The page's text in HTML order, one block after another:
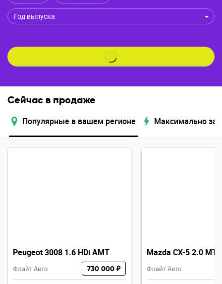
Год выпуска
Сейчас в продаже
Популярные в вашем регионе Максимально
Peugeot 3008 1.6 HDi AMT
Флайт Авто 730 000 ₽
Mazda CX-5 2.0 MT
Флайт Авто